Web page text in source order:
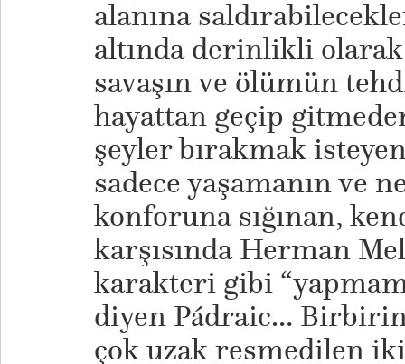
alanına
altında derinlikli
savaşın ve ölümün
hayattan geçip
şeyler bırakmak
sadece yaşamanın ve
konforuna sığınan,
karşısında Herman
karakteri gibi
diyen Pádraic…
çok uzak resmedilen